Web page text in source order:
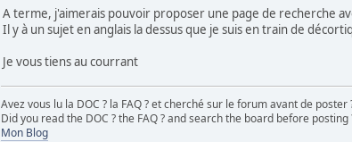
<td colspan="8" align="center" class="tablef">
<br>
<input type="submit" name="Rechercher">
</td>
<input type="hidden" name="type" value="full">
<input type="hidden" name="search" value="$recherche">
A terme, j'aimerais pouvoir proposer une page de recherche
Il y à un sujet en anglais la dessus que je suis en train de
Je vous tiens au courrant
Avez vous lu la DOC ? la FAQ ? et cherché sur le forum avant de poster
Did you read the DOC ? the FAQ ? and search the board before posting
Mon Blog